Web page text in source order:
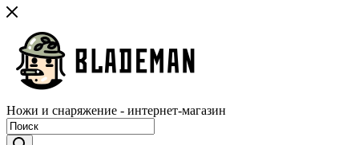
Ножи и снаряжение - интернет-магазин